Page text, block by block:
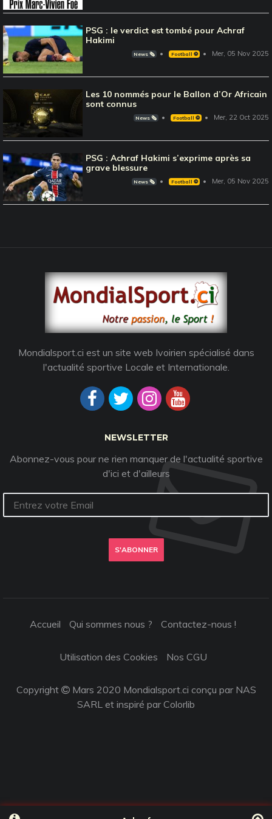
PSG : le verdict est tombé pour Achraf
Hakimi
News 🗞️ Football ⚽️ Mer, 05 Nov 2025
Les 10 nommés pour le Ballon d’Or Africain
sont connus
News 🗞️ Football ⚽️ Mer, 22 Oct 2025
PSG : Achraf Hakimi s’exprime après sa
grave blessure
News 🗞️ Football ⚽️ Mer, 05 Nov 2025
Mondialsport.ci est un site web Ivoirien spécialisé dans
l'actualité sportive Locale et Internationale.
NEWSLETTER
Abonnez-vous pour ne rien manquer de l'actualité sportive
d'ici et d'ailleurs
S'ABONNER
Accueil Qui sommes nous ? Contactez-nous !
Utilisation des Cookies Nos CGU
Copyright
Mars 2020 Mondialsport.ci conçu par NAS
SARL et inspiré parColorlib